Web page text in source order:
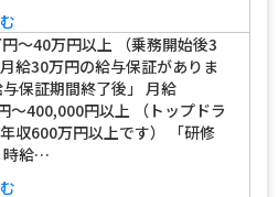
～40万円以上 （乗務開始後3
給30万円の給与保証がありま
保証期間終了後」 月給
～400,000円以上 （トップドラ
収600万円以上です） 「研修
時給…